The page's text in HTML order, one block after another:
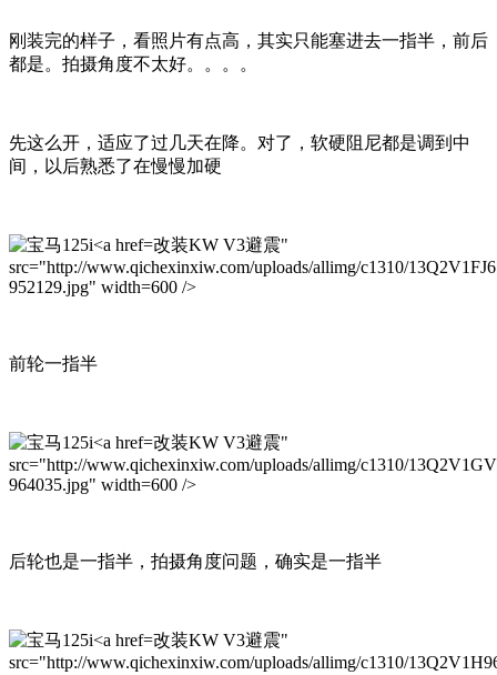
刚装完的样子，看照片有点高，其实只能塞进去一指半，前后
都是。拍摄角度不太好。。。。
先这么开，适应了过几天在降。对了，软硬阻尼都是调到中
间，以后熟悉了在慢慢加硬
改装KW V3避震"
src="http://www.qichexinxiw.com/uploads/allimg/c1310/
952129.jpg" width=600 />
前轮一指半
改装KW V3避震"
src="http://www.qichexinxiw.com/uploads/allimg/c1310/
964035.jpg" width=600 />
后轮也是一指半，拍摄角度问题，确实是一指半
改装KW V3避震"
src="http://www.qichexinxiw.com/uploads/allimg/c1310/